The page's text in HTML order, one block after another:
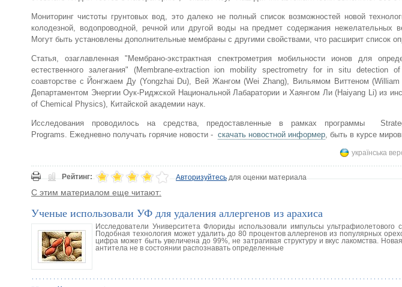
Мониторинг чистоты грунтовых вод, это далеко не полный список возможностей новой
колодезной, водопроводной, речной или другой воды на предмет содержания нежелательных
Могут быть установлены дополнительные мембраны с другими свойствами, что расширит список
Статья, озаглавленная "Мембрано-экстрактная спектрометрия мобильности ионов для
естественного залегания" (Membrane-extraction ion mobility spectrometry for in situ detection
соавторстве с Йонгжаем Ду (Yongzhai Du), Вей Жангом (Wei Zhang), Вильямом Виттеном
Департаментом Энергии Оук-Риджской Национальной Лабаратории и Хаянгом Ли (Haiyang Li) из
of Chemical Physics), Китайской академии наук.
Исследования проводилось на средства, предоставленные в рамках программы
Programs. Ежедневно получать горячие новости - скачать новостной информер, быть в курсе
українська
Рейтинг: Авторизуйтесьдля оценки материала
С этим материалом еще читают:
Ученые использовали УФ для удаления аллергенов из арахиса
Исследователи Университета Флориды использовали импульсы ультрафиолетового
Подобная технология может удалить до 80 процентов аллергенов из популярных
цифра может быть увеличена до 99%, не затрагивая структуру и вкус лакомства.
антитела не в состоянии распознавать определенные